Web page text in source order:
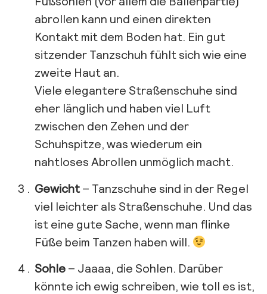
abrollen kann und einen direkten
Kontakt mit dem Boden hat. Ein gut
sitzender Tanzschuh fühlt sich wie eine
zweite Haut an.
Viele elegantere Straßenschuhe sind
eher länglich und haben viel Luft
zwischen den Zehen und der
Schuhspitze, was wiederum ein
nahtloses Abrollen unmöglich macht.
Gewicht – Tanzschuhe sind in der Regel
viel leichter als Straßenschuhe. Und das
ist eine gute Sache, wenn man flinke
Füße beim Tanzen haben will.
Sohle – Jaaaa, die Sohlen. Darüber
könnte ich ewig schreiben, wie toll es ist,